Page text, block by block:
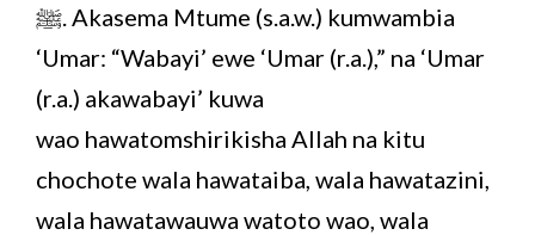
ﷺ. Akasema Mtume (s.a.w.) kumwambia
‘Umar: “Wabayi’ ewe ‘Umar (r.a.),” na ‘Umar
(r.a.) akawabayi’ kuwa
wao hawatomshirikisha Allah na kitu
chochote wala hawataiba, wala hawatazini,
wala hawatawauwa watoto wao, wala